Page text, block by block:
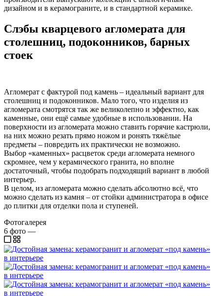
дизайном и в керамограните, и в стандартной керамике.
Слэбы кварцевого агломерата для
столешниц, подоконников, барных
стоек
Агломерат с фактурой под камень – идеальный вариант для
столешниц и подоконников. Мало того, что изделия из
агломерата смотрятся так же великолепно и эффектно, как
каменные, они ещё самые удобные в использовании. На
поверхности из агломерата можно ставить горячие кастрюли,
на них можно резать прямо ножом и ронять тяжёлые
предметы – повредить их практически не возможно.
Выбор «каменных» расцветок среди агломерата немного
скромнее, чем у керамического гранита, но вполне
достаточный, чтобы подобрать подходящий вариант в любой
интерьер.
В целом, из агломерата можно сделать абсолютно всё, что
можно сделать из камня – от стойки администратора в офисе
до плитки для отделки пола и ступеней.
Фотогалерея
6 фото —